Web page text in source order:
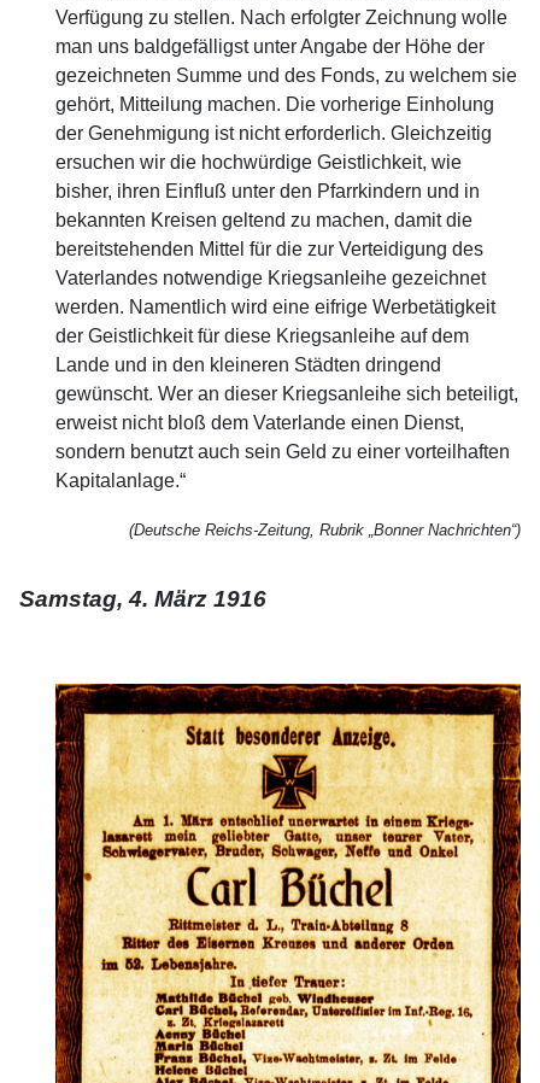
Verfügung zu stellen. Nach erfolgter Zeichnung wolle
man uns baldgefälligst unter Angabe der Höhe der
gezeichneten Summe und des Fonds, zu welchem sie
gehört, Mitteilung machen. Die vorherige Einholung
der Genehmigung ist nicht erforderlich. Gleichzeitig
ersuchen wir die hochwürdige Geistlichkeit, wie
bisher, ihren Einfluß unter den Pfarrkindern und in
bekannten Kreisen geltend zu machen, damit die
bereitstehenden Mittel für die zur Verteidigung des
Vaterlandes notwendige Kriegsanleihe gezeichnet
werden. Namentlich wird eine eifrige Werbetätigkeit
der Geistlichkeit für diese Kriegsanleihe auf dem
Lande und in den kleineren Städten dringend
gewünscht. Wer an dieser Kriegsanleihe sich beteiligt,
erweist nicht bloß dem Vaterlande einen Dienst,
sondern benutzt auch sein Geld zu einer vorteilhaften
Kapitalanlage.“
(Deutsche Reichs-Zeitung, Rubrik „Bonner Nachrichten“)
Samstag, 4. März 1916